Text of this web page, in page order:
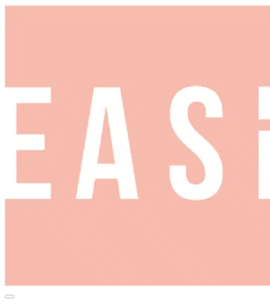
Panneau de gestion des cookies